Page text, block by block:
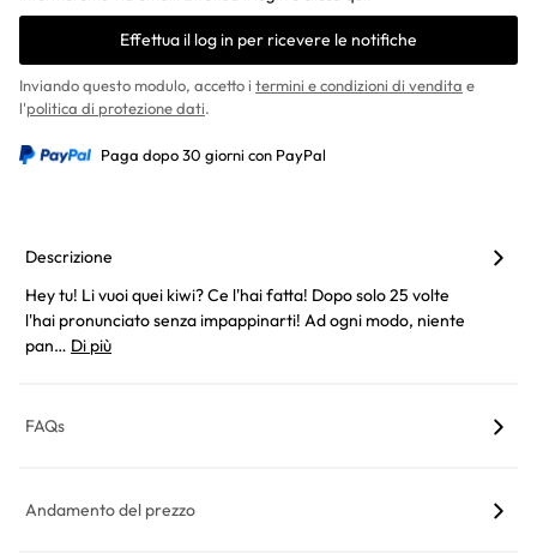
Effettua il log in per ricevere le notifiche
Inviando questo modulo, accetto i termini e condizioni di vendita e
l'politica di protezione dati.
Paga dopo 30 giorni con PayPal
Descrizione
Hey tu! Li vuoi quei kiwi? Ce l'hai fatta! Dopo solo 25 volte
l'hai pronunciato senza impappinarti! Ad ogni modo, niente
pan… Di più
FAQs
Andamento del prezzo